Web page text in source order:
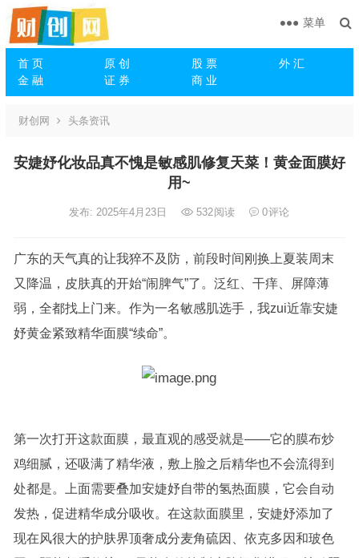
首 页 原 创 股 票
外 汇
金 融
证 券 商 业
菜单
财创网 头条资讯
安婕妤化妆品真不愧是敏感肌修复天菜！黄金面膜好
用~
发布: 2025年4月23日 532阅读 0评论
广东的天气真的让我猝不及防，前段时间刚换上夏装周末
又降温，皮肤真的开始“闹脾气”了。泛红、干痒、屏障薄
弱，全都找上门来。作为一名敏感肌选手，我zui近靠安婕
妤黄金紧致精华面膜“续命”。
第一次打开这款面膜，最直观的感受就是——它的膜布炒
鸡细腻，还吸满了精华液，敷上脸之后精华也不会流得到
处都是。上面需要叠加安婕妤自带的氢热面膜，它会自动
发热，促进精华成分吸收。在这款面膜里，安婕妤添加了
现在风很大的护肤界顶奢成分麦角硫因、依克多因和玻色